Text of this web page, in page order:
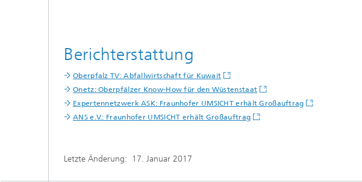
Berichterstattung
Oberpfalz TV: Abfallwirtschaft für Kuwait
Onetz: Oberpfälzer Know-How für den Wüstenstaat
Expertennetzwerk ASK: Fraunhofer UMSICHT erhält Großauftrag
ANS e.V.: Fraunhofer UMSICHT erhält Großauftrag
Letzte Änderung: 17. Januar 2017